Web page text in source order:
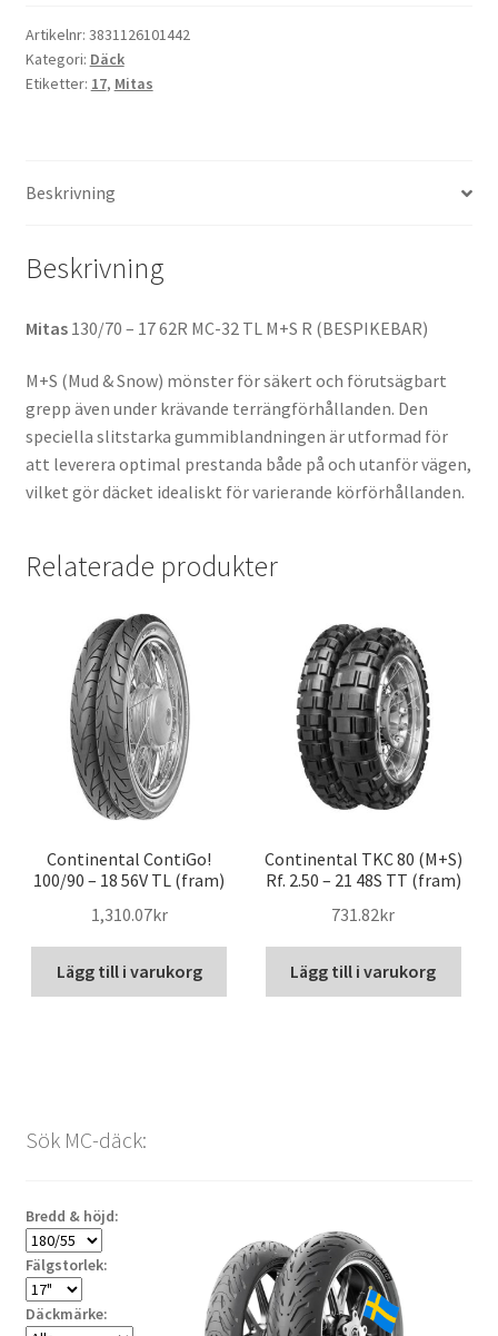
62R
MC-
32
mängd
Artikelnr: 3831126101442
Kategori: Däck
Etiketter: 17, Mitas
Beskrivning
Beskrivning
Mitas 130/70 – 17 62R MC-32 TL M+S R (BESPIKEBAR)
M+S (Mud & Snow) mönster för säkert och förutsägbart
grepp även under krävande terrängförhållanden. Den
speciella slitstarka gummiblandningen är utformad för
att leverera optimal prestanda både på och utanför vägen,
vilket gör däcket idealiskt för varierande körförhållanden.
Relaterade produkter
Continental ContiGo!
100/90 – 18 56V TL (fram)
1,310.07kr
Lägg till i varukorg
Continental TKC 80 (M+S)
Rf. 2.50 – 21 48S TT (fram)
731.82kr
Lägg till i varukorg
Sök MC-däck:
Bredd & höjd:
Fälgstorlek:
Däckmärke: